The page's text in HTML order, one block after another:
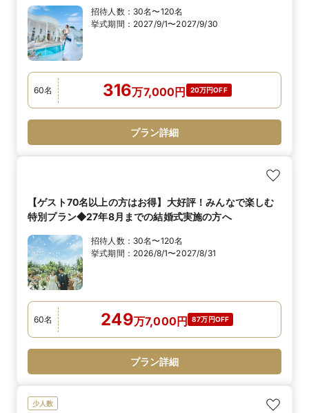
招待人数： 30名〜120名
挙式期間： 2027/9/1〜2027/9/30
60名 316万7,000円 20万円OFF
プラン詳細
【ゲスト70名以上の方はお得】大好評！みんなで楽しむ
特別プラン◆27年8月までの結婚式実施の方へ
招待人数： 30名〜120名
挙式期間： 2026/8/1〜2027/8/31
60名 249万7,000円 87万円OFF
プラン詳細
少人数